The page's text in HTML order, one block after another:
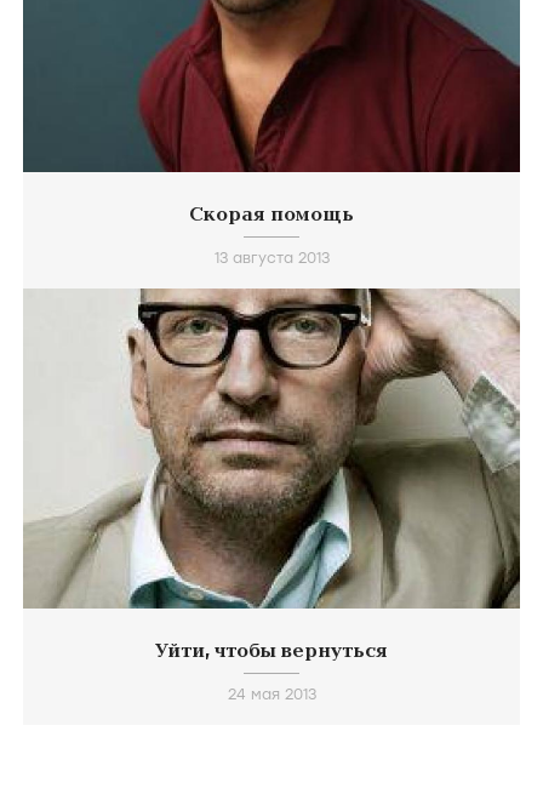
Скорая помощь
13 августа 2013
Уйти, чтобы вернуться
24 мая 2013